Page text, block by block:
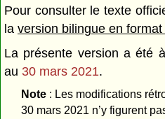
Pour consulter le texte
la version bilingue en format
La présente version a été
au 30 mars 2021.
Note: Les modifications
30 mars 2021 n’y figurent